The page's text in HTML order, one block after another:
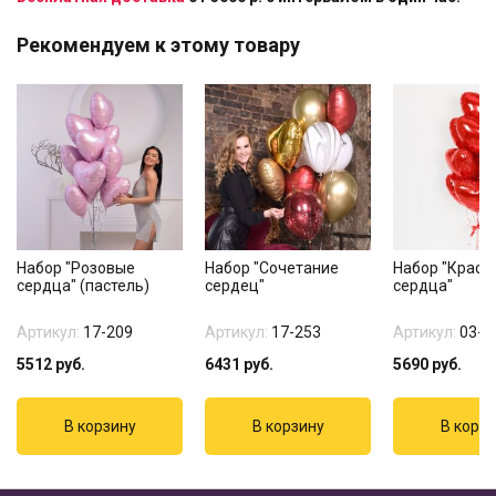
Рекомендуем к этому товару
Набор "Розовые
сердца" (пастель)
Артикул: 17-209
5512 руб.
Набор "Сочетание
сердец"
Артикул: 17-253
6431 руб.
Набор
сердца"
Артикул: 03-
5690 руб.